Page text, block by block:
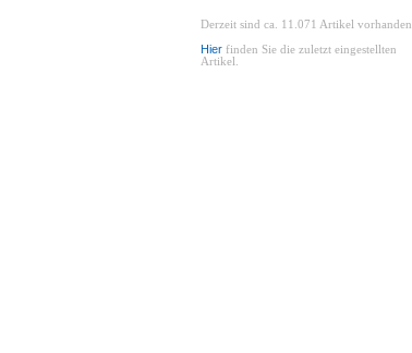
Derzeit sind ca. 11.071 Artikel vorhanden.
Hier finden Sie die zuletzt eingestellten
Artikel.